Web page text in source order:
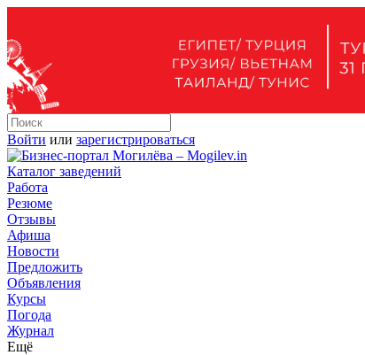
Войти или зарегистрироваться
Каталог заведений
Работа
Резюме
Отзывы
Афиша
Новости
Предложить
Объявления
Курсы
Погода
Журнал
Ещё